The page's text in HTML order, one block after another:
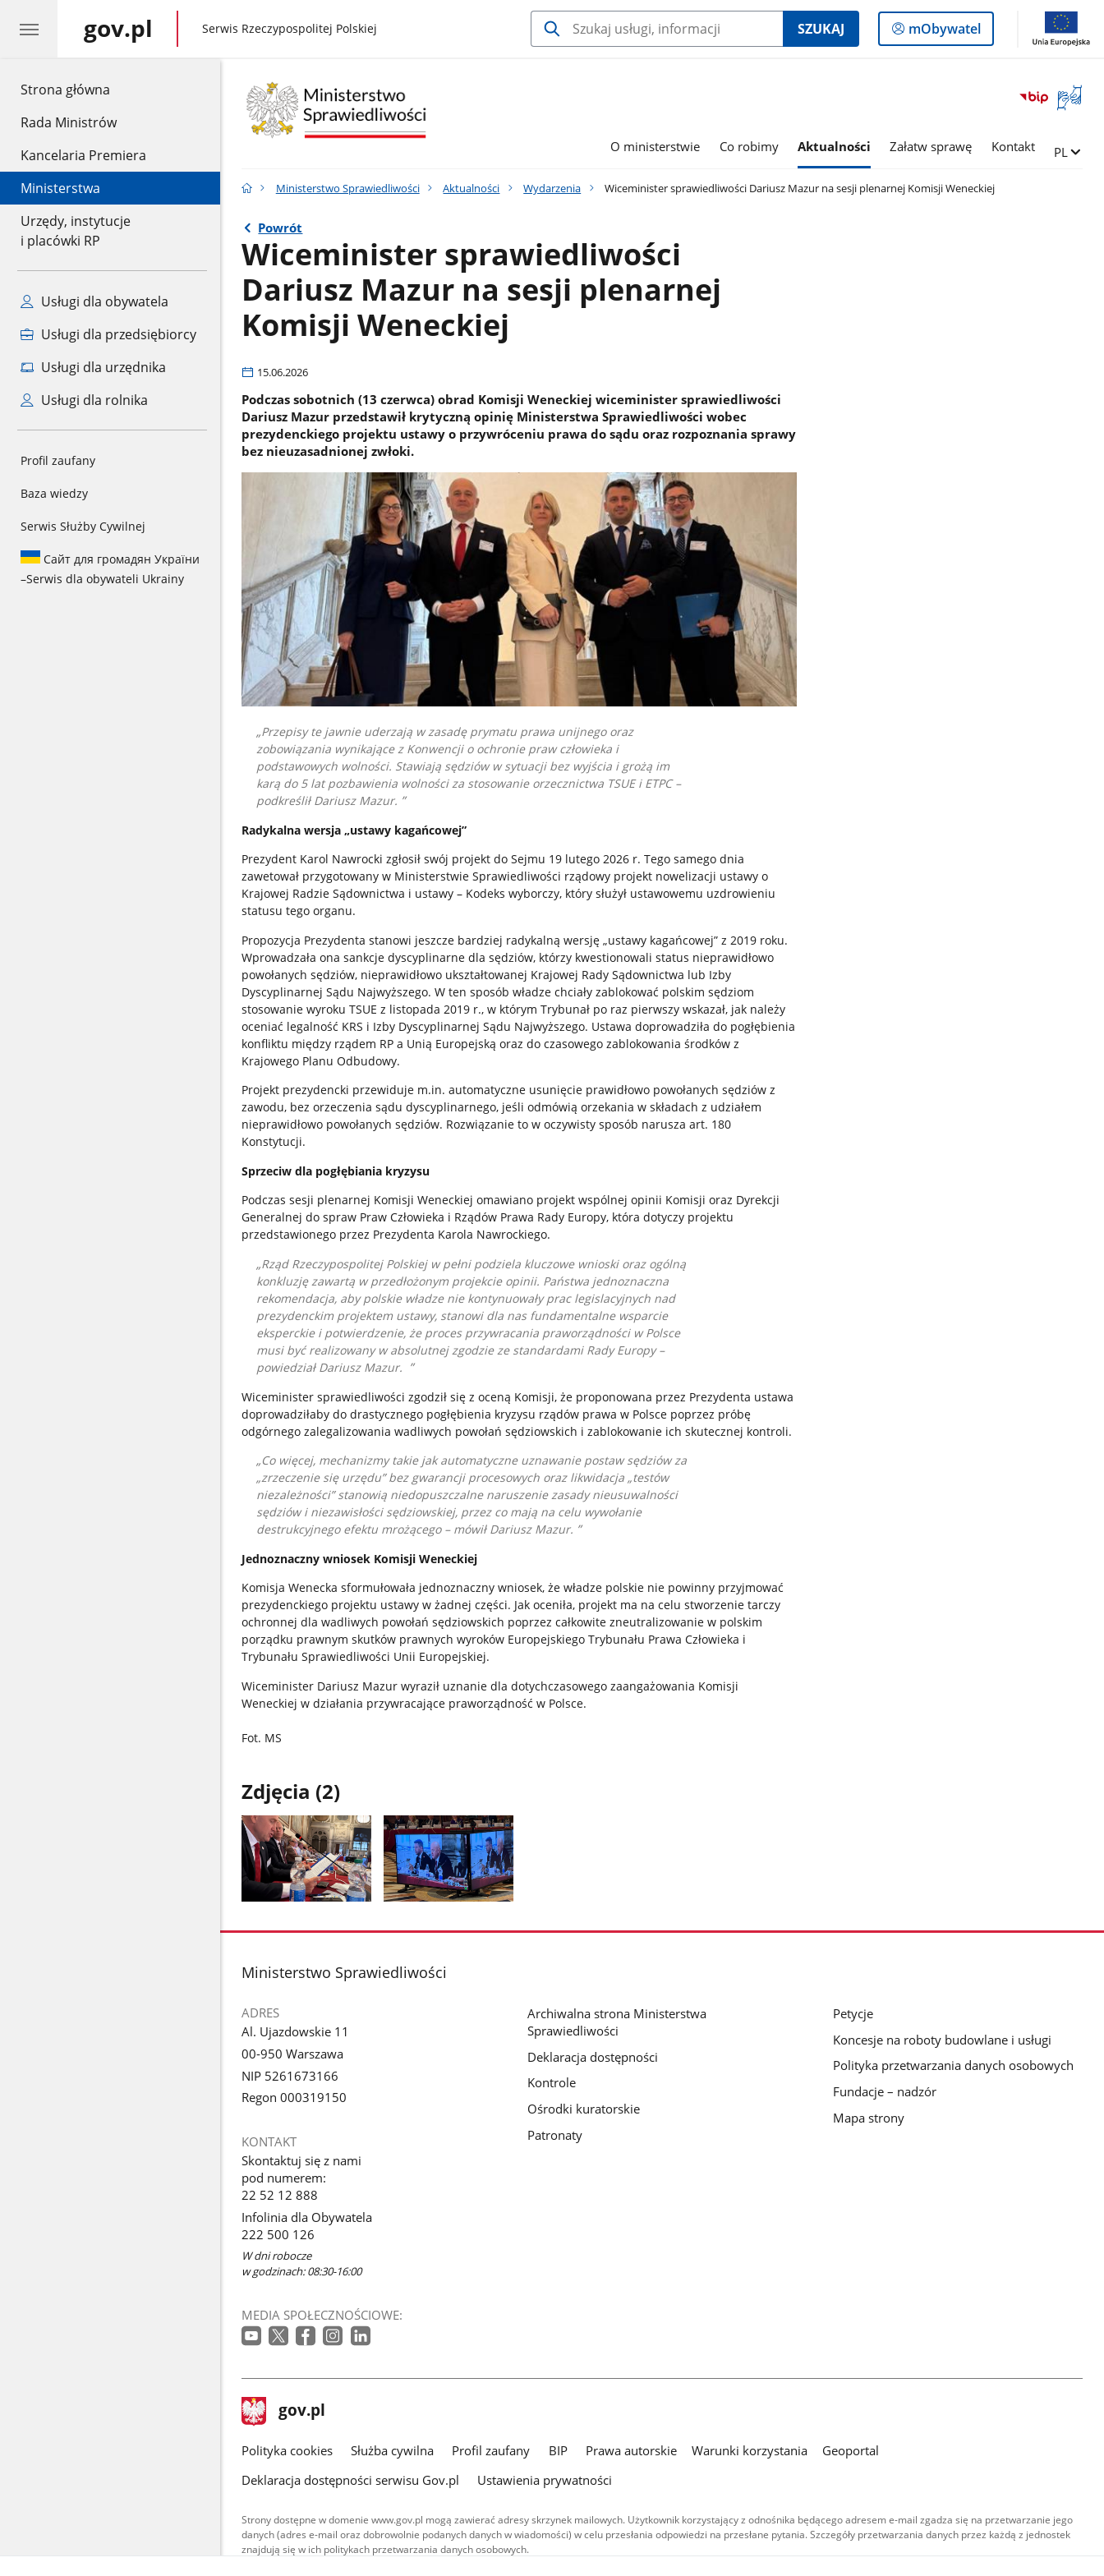
Strona główna
Rada Ministrów
Kancelaria Premiera
Ministerstwa
Urzędy, instytucje
i placówki RP
Usługi dla obywatela
Usługi dla przedsiębiorcy
Usługi dla urzędnika
Usługi dla rolnika
Profil zaufany
Baza wiedzy
Serwis Służby Cywilnej
Сайт для громадян України
–Serwis dla obywateli Ukrainy
gov.pl gov.pl
Serwis Rzeczypospolitej Polskiej SZUKAJ
Logowanie
do
mObywatel
Otwórz
okno
języka
O ministerstwie Co robimy Aktualności Załatw sprawę Kontakt Zmień
PL
Ministerstwo Sprawiedliwości Aktualności Wydarzenia Wiceminister sprawiedliwości Dariusz Mazur na sesji plenarnej Komisji Weneckiej
Powrót
Wiceminister sprawiedliwości
Dariusz Mazur na sesji plenarnej
Komisji Weneckiej
15.06.2026
Podczas sobotnich (13 czerwca) obrad Komisji Weneckiej wiceminister sprawiedliwości
Dariusz Mazur przedstawił krytyczną opinię Ministerstwa Sprawiedliwości wobec
prezydenckiego projektu ustawy o przywróceniu prawa do sądu oraz rozpoznania sprawy
bez nieuzasadnionej zwłoki.
Przepisy te jawnie uderzają w zasadę prymatu prawa unijnego oraz
zobowiązania wynikające z Konwencji o ochronie praw człowieka i
podstawowych wolności. Stawiają sędziów w sytuacji bez wyjścia i grożą im
karą do 5 lat pozbawienia wolności za stosowanie orzecznictwa TSUE i ETPC–
podkreślił Dariusz Mazur.
Radykalna wersja „ustawy kagańcowej”
Prezydent Karol Nawrocki zgłosił swój projekt do Sejmu 19 lutego 2026 r. Tego samego dnia
zawetował przygotowany w Ministerstwie Sprawiedliwości rządowy projekt nowelizacji ustawy o
Krajowej Radzie Sądownictwa i ustawy – Kodeks wyborczy, który służył ustawowemu uzdrowieniu
statusu tego organu.
Propozycja Prezydenta stanowi jeszcze bardziej radykalną wersję „ustawy kagańcowej” z 2019 roku.
Wprowadzała ona sankcje dyscyplinarne dla sędziów, którzy kwestionowali status nieprawidłowo
powołanych sędziów, nieprawidłowo ukształtowanej Krajowej Rady Sądownictwa lub Izby
Dyscyplinarnej Sądu Najwyższego. W ten sposób władze chciały zablokować polskim sędziom
stosowanie wyroku TSUE z listopada 2019 r., w którym Trybunał po raz pierwszy wskazał, jak należy
oceniać legalność KRS i Izby Dyscyplinarnej Sądu Najwyższego. Ustawa doprowadziła do pogłębienia
konfliktu między rządem RP a Unią Europejską oraz do czasowego zablokowania środków z
Krajowego Planu Odbudowy.
Projekt prezydencki przewiduje m.in. automatyczne usunięcie prawidłowo powołanych sędziów z
zawodu, bez orzeczenia sądu dyscyplinarnego, jeśli odmówią orzekania w składach z udziałem
nieprawidłowo powołanych sędziów. Rozwiązanie to w oczywisty sposób narusza art. 180
Konstytucji.
Sprzeciw dla pogłębiania kryzysu
Podczas sesji plenarnej Komisji Weneckiej omawiano projekt wspólnej opinii Komisji oraz Dyrekcji
Generalnej do spraw Praw Człowieka i Rządów Prawa Rady Europy, która dotyczy projektu
przedstawionego przez Prezydenta Karola Nawrockiego.
Rząd Rzeczypospolitej Polskiej w pełni podziela kluczowe wnioski oraz ogólną
konkluzję zawartą w przedłożonym projekcie opinii. Państwa jednoznaczna
rekomendacja, aby polskie władze nie kontynuowały prac legislacyjnych nad
prezydenckim projektem ustawy, stanowi dla nas fundamentalne wsparcie
eksperckie i potwierdzenie, że proces przywracania praworządności w Polsce
musi być realizowany w absolutnej zgodzie ze standardami Rady Europy–
powiedział Dariusz Mazur.
Wiceminister sprawiedliwości zgodził się z oceną Komisji, że proponowana przez Prezydenta ustawa
doprowadziłaby do drastycznego pogłębienia kryzysu rządów prawa w Polsce poprzez próbę
odgórnego zalegalizowania wadliwych powołań sędziowskich i zablokowanie ich skutecznej kontroli.
Co więcej, mechanizmy takie jak automatyczne uznawanie postaw sędziów za
„zrzeczenie się urzędu” bez gwarancji procesowych oraz likwidacja „testów
niezależności” stanowią niedopuszczalne naruszenie zasady nieusuwalności
sędziów i niezawisłości sędziowskiej, przez co mają na celu wywołanie
destrukcyjnego efektu mrożącego– mówił Dariusz Mazur.
Jednoznaczny wniosek Komisji Weneckiej
Komisja Wenecka sformułowała jednoznaczny wniosek, że władze polskie nie powinny przyjmować
prezydenckiego projektu ustawy w żadnej części. Jak oceniła, projekt ma na celu stworzenie tarczy
ochronnej dla wadliwych powołań sędziowskich poprzez całkowite zneutralizowanie w polskim
porządku prawnym skutków prawnych wyroków Europejskiego Trybunału Prawa Człowieka i
Trybunału Sprawiedliwości Unii Europejskiej.
Wiceminister Dariusz Mazur wyraził uznanie dla dotychczasowego zaangażowania Komisji
Weneckiej w działania przywracające praworządność w Polsce.
Fot. MS
Zdjęcia (2)
galerii.
galerii.
stopka
Ministerstwo Sprawiedliwości
ADRES
Al. Ujazdowskie 11
00-950 Warszawa
NIP 5261673166
Regon 000319150
KONTAKT
Skontaktuj się z nami
pod numerem:
22 52 12 888
Infolinia dla Obywatela
222 500 126
W dni robocze
w godzinach: 08:30-16:00
MEDIA SPOŁECZNOŚCIOWE:
Archiwalna strona Ministerstwa
Sprawiedliwości
Deklaracja dostępności
Kontrole
Ośrodki kuratorskie
Patronaty
Petycje
Koncesje na roboty budowlane i usługi
Polityka przetwarzania danych osobowych
Fundacje – nadzór
Mapa strony
stopka
gov.pl Strona
gov.pl
gov.pl
Polityka cookies Służba cywilna Profil zaufany BIP Prawa autorskie Warunki korzystania
Geoportal
Deklaracja dostępności serwisu Gov.pl
Ustawienia prywatności
Strony dostępne w domenie www.gov.pl mogą zawierać adresy skrzynek mailowych. Użytkownik korzystający z odnośnika będącego adresem e-mail zgadza się na przetwarzanie jego
danych (adres e-mail oraz dobrowolnie podanych danych w wiadomości) w celu przesłania odpowiedzi na przesłane pytania. Szczegóły przetwarzania danych przez każdą z jednostek
znajdują się w ich politykach przetwarzania danych osobowych.